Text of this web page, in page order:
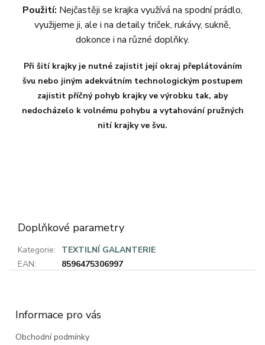
Použití: Nejčastěji se krajka využívá na spodní prádlo,
využijeme ji, ale i na detaily triček, rukávy, sukně,
dokonce i na různé doplňky.
Při šití krajky je nutné zajistit její okraj přeplátováním
švu nebo jiným adekvátním technologickým postupem
zajistit příčný pohyb krajky ve výrobku tak, aby
nedocházelo k volnému pohybu a vytahování pružných
nití krajky ve švu.
Doplňkové parametry
Kategorie:
TEXTILNÍ GALANTERIE
EAN: 8596475306997
Informace pro vás
Obchodní podmínky